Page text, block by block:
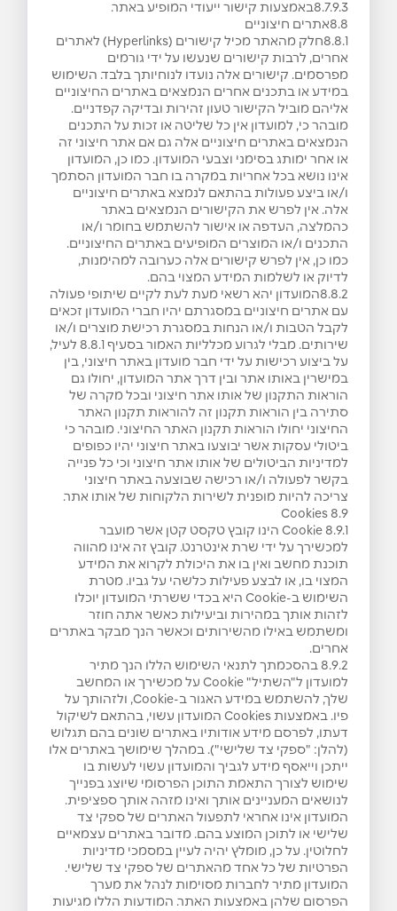
8.7.9.3באמצעות קישור ייעודי המופיע באתר.
8.8אתרים חיצוניים
8.8.1חלק מהאתר מכיל קישורים (Hyperlinks) לאתרים
אחרים, לרבות קישורים שנעשו על ידי גורמים
מפרסמים. קישורים אלה נועדו לנוחיותך בלבד. השימוש
במידע או בתכנים אחרים הנמצאים באתרים החיצוניים
אליהם מוביל הקישור טעון זהירות ובדיקה קפדניים.
מובהר כי, למועדון אין כל שליטה או זכות על התכנים
הנמצאים באתרים חיצוניים אלה גם אם אתר חיצוני זה
או אחר ימותג בסימני וצבעי המועדון. כמו כן, המועדון
אינו נושא בכל אחריות במקרה בו חבר המועדון הסתמך
ו/או ביצע פעולות בהתאם לנמצא באתרים חיצוניים
אלה. אין לפרש את הקישורים הנמצאים באתר
כהמלצה, העדפה או אישור להשתמש בחומר ו/או
התכנים ו/או המוצרים המופיעים באתרים החיצוניים.
כמו כן, אין לפרש קישורים אלה כערובה למהימנות,
לדיוק או לשלמות המידע המצוי בהם.
8.8.2המועדון יהא רשאי מעת לעת לקיים שיתופי פעולה
עם אתרים חיצוניים במסגרתם יהיו חברי המועדון זכאים
לקבל הטבות ו/או הנחות במסגרת רכישת מוצרים ו/או
שירותים. מבלי לגרוע מכלליות האמור בסעיף ‎8.8.1 לעיל,
על ביצוע רכישות על ידי חבר מועדון באתר חיצוני, בין
במישרין באותו אתר ובין דרך אתר המועדון, יחולו גם
הוראות התקנון של אותו אתר חיצוני ובכל מקרה של
סתירה בין הוראות תקנון זה להוראות תקנון האתר
החיצוני יחולו הוראות תקנון האתר החיצוני. מובהר כי
ביטולי עסקות אשר יבוצעו באתר חיצוני יהיו כפופים
למדיניות הביטולים של אותו אתר חיצוני וכי כל פנייה
בקשר לפעולה ו/או רכישה שבוצעה באתר חיצוני
צריכה להיות מופנית לשירות הלקוחות של אותו אתר.
Cookies 8.9
8.9.1 Cookie הינו קובץ טקסט קטן אשר מועבר
למכשירך על ידי שרת אינטרנט. קובץ זה אינו מהווה
תוכנת מחשב ואין בו את היכולת לקרוא את המידע
המצוי בו, או לבצע פעילות כלשהי על גביו. מטרת
השימוש ב-Cookie היא בכדי ששרתי המועדון יוכלו
לזהות אותך במהירות וביעילות כאשר אתה חוזר
ומשתמש באילו מהשירותים וכאשר הנך מבקר באתרים
אחרים.
8.9.2 בהסכמתך לתנאי השימוש הללו הנך מתיר
למועדון ל"השתיל" Cookie על מכשירך או המחשב
שלך, להשתמש במידע האגור ב-Cookie, ולזהותך על
פיו. באמצעות Cookies המועדון עשוי, בהתאם לשיקול
דעתו, לפרסם מידע אודותיו באתרים שונים בהם תגלוש
(להלן: "ספקי צד שלישי"). במהלך שימושך באתרים אלו
ייתכן וייאסף מידע לגביך והמועדון עשוי לעשות בו
שימוש לצורך התאמת התוכן הפרסומי שיוצג בפנייך
לנושאים המעניינים אותך ואינו מזהה אותך ספציפית.
המועדון אינו אחראי לתפעול האתרים של ספקי צד
שלישי או לתוכן המוצע בהם. מדובר באתרים עצמאיים
לחלוטין. על כן, מומלץ יהיה לעיין במסמכי מדיניות
הפרטיות של כל אחד מהאתרים של ספקי צד שלישי.
המועדון מתיר לחברות מסוימות לנהל את מערך
הפרסום שלהן באמצעות האתר. המודעות הללו מגיעות